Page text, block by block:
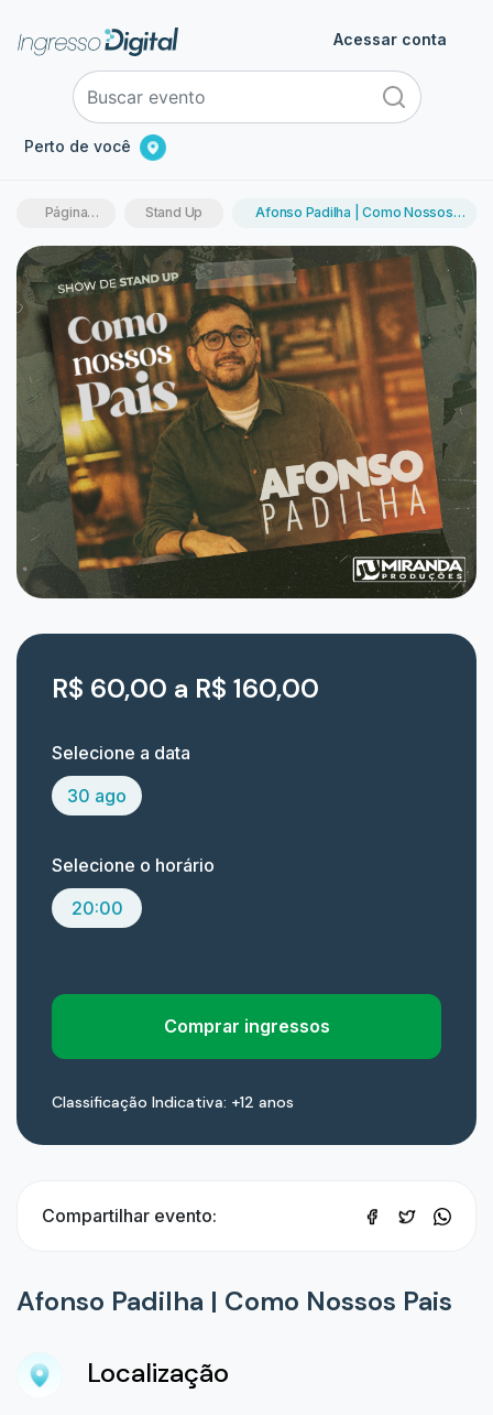
Perto de você
Acessar conta
Página
Stand Up
Afonso Padilha | Como Nossos
Afonso Padilha | Como Nossos Pais
Localização
R$ 60,00 a R$ 160,00
Selecione a data
30 ago
Selecione o horário
20:00
Comprar ingressos
Classificação Indicativa: +12 anos
Compartilhar evento: